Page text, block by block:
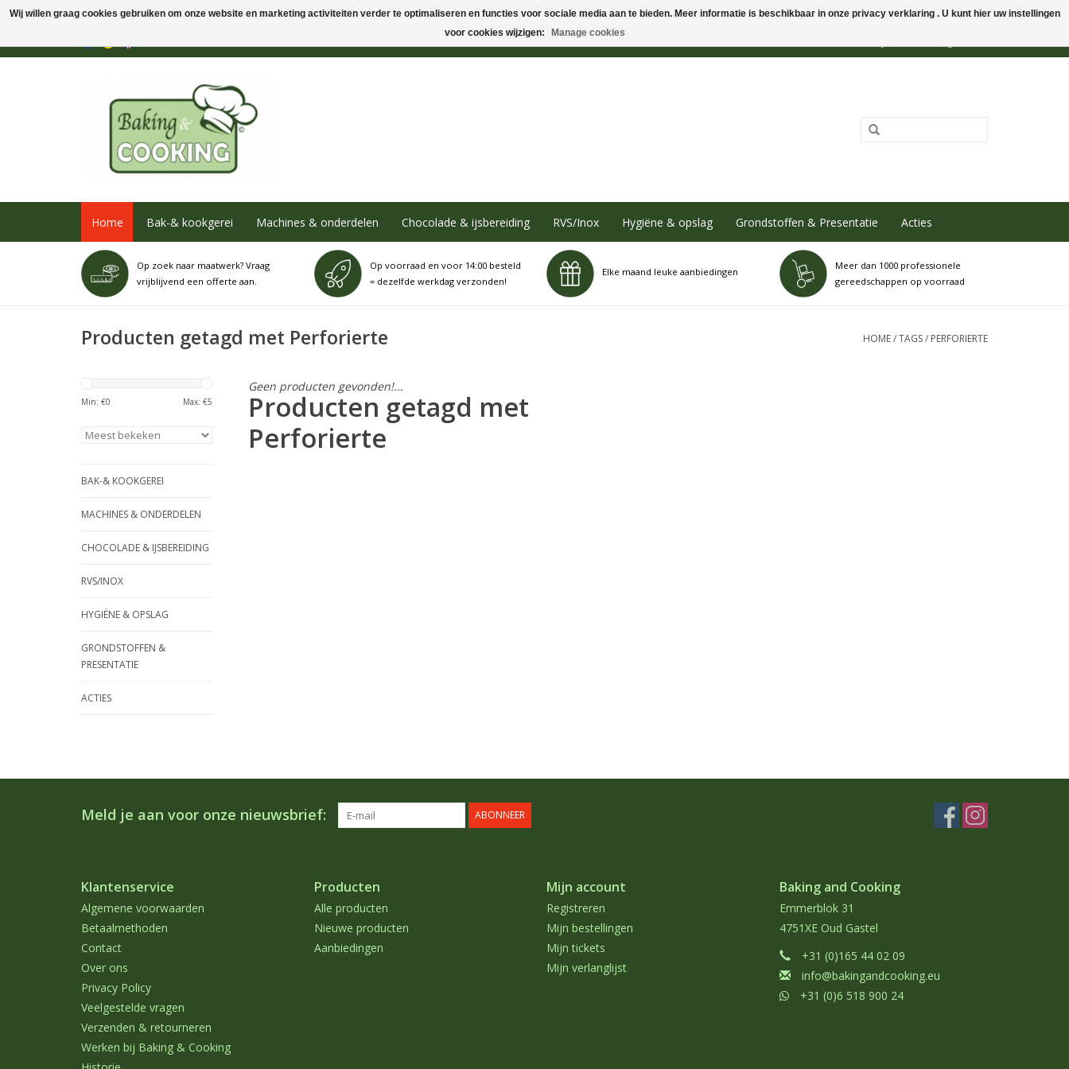
Home Bak-& kookgerei Machines & onderdelen Chocolade & ijsbereiding RVS/Inox Hygiëne & opslag Grondstoffen & Presentatie Acties
Op zoek naar maatwerk? Vraag
vrijblijvend een offerte aan.
Op voorraad en voor 14:00 besteld
= dezelfde werkdag verzonden!
Elke maand leuke aanbiedingen
Meer dan 1000 professionele
gereedschappen op voorraad
Producten getagd met Perforierte HOME/TAGS/ PERFORIERTE
Min: €0 Max: €5
BAK-& KOOKGEREI
MACHINES & ONDERDELEN
CHOCOLADE & IJSBEREIDING
RVS/INOX
HYGIËNE & OPSLAG
GRONDSTOFFEN &
PRESENTATIE
ACTIES
Geen producten gevonden!...
Producten getagd met
Perforierte
Meld je aan voor onze nieuwsbrief: ABONNEER
Klantenservice
Algemene voorwaarden
Betaalmethoden
Contact
Over ons
Privacy Policy
Veelgestelde vragen
Verzenden & retourneren
Werken bij Baking & Cooking
Producten
Alle producten
Nieuwe producten
Aanbiedingen
Mijn account
Registreren
Mijn bestellingen
Mijn tickets
Mijn verlanglijst
Baking and Cooking
Emmerblok 31
4751XE Oud Gastel
+31 (0)165 44 02 09
info@bakingandcooking.eu
+31 (0)6 518 900 24
Wij willen graag cookies gebruiken om onze website en marketing activiteiten verder te optimaliseren en functies voor sociale media aan te bieden. Meer informatie is beschikbaar in onze privacy verklaring . U kunt hier uw instellingen
voor cookies wijzigen:
Manage cookies